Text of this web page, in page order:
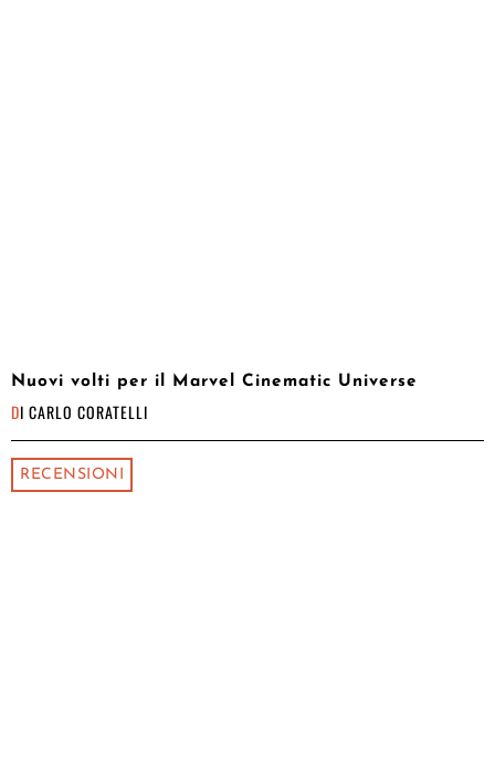
Nuovi volti per il Marvel Cinematic Universe
DI CARLO CORATELLI
RECENSIONI